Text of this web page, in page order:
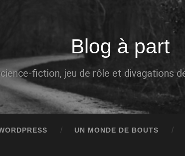
Blog à part
fiction, jeu de rôle et divagations
UN MONDE DE BOUTS